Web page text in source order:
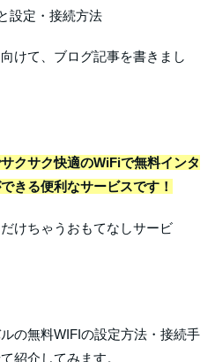
設定・接続方法
けて、ブログ記事を書きまし
クサク快適のWiFiで無料インタ
きる便利なサービスです！
けちゃうおもてなしサービ
の無料WIFIの設定方法・接続手
紹介してみます。